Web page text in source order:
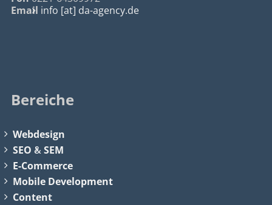
Email info [at] da-agency.de
Bereiche
Webdesign
SEO &SEM
E-Commerce
Mobile Development
Content